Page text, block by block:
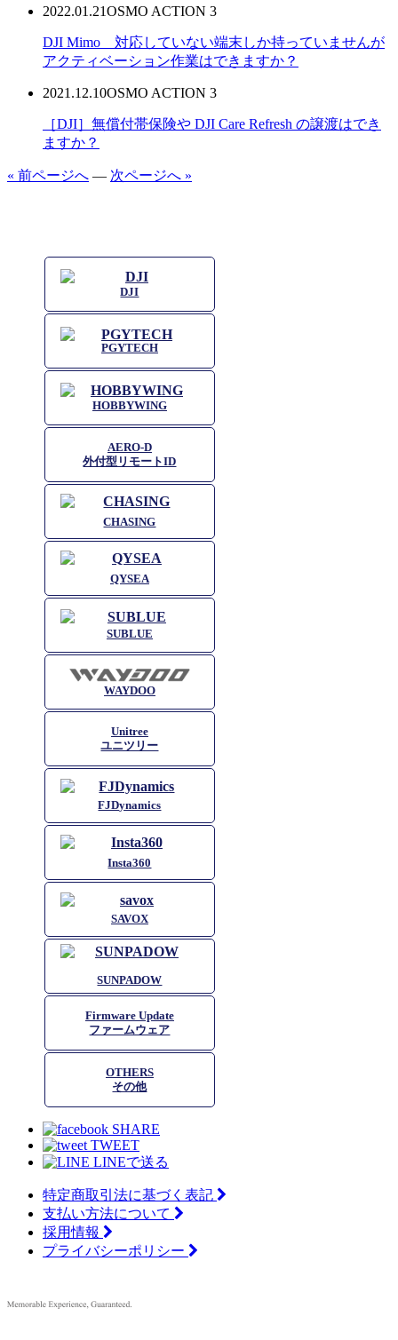
2022.01.21OSMO ACTION 3
DJI Mimo 対応していない端末しか持っていませんが
アクティベーション作業はできますか？
2021.12.10OSMO ACTION 3
［DJI］無償付帯保険や DJI Care Refresh の譲渡はでき
ますか？
« 前ページへ — 次ページへ »
DJI
PGYTECH
HOBBYWING
AERO-D
外付型リモートID
CHASING
QYSEA
SUBLUE
WAYDOO
Unitree
ユニツリー
FJDynamics
Insta360
SAVOX
SUNPADOW
Firmware Update
ファームウェア
OTHERS
その他
SHARE
TWEET
LINEで送る
特定商取引法に基づく表記
支払い方法について
採用情報
プライバシーポリシー